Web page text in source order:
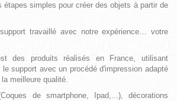
simples pour créer des objets à partir de
travaillé avec notre expérience… votre
des produits réalisés en France, utilisant
le support avec un procédé d'impression adapté
meilleure qualité.
de smartphone, Ipad,...), décorations